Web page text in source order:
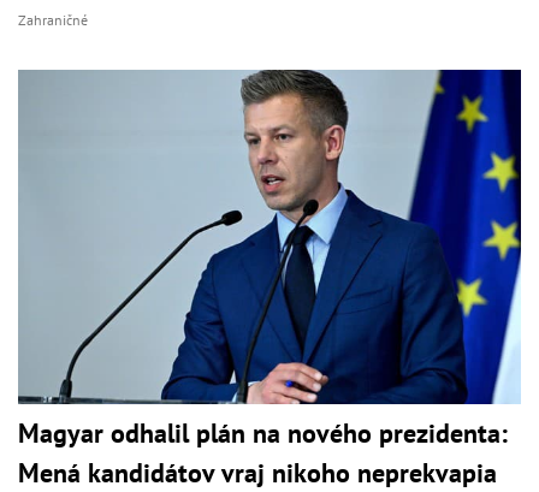
Zahraničné
Magyar odhalil plán na nového prezidenta:
Mená kandidátov vraj nikoho neprekvapia